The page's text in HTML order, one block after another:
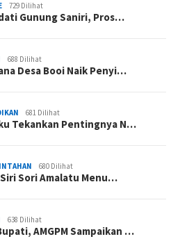
729 Dilihat
Gunung Saniri, Pros…
688 Dilihat
Desa Booi Naik Penyi…
681 Dilihat
Tekankan Pentingnya N…
680 Dilihat
Sori Amalatu Menu…
638 Dilihat
AMGPM Sampaikan …